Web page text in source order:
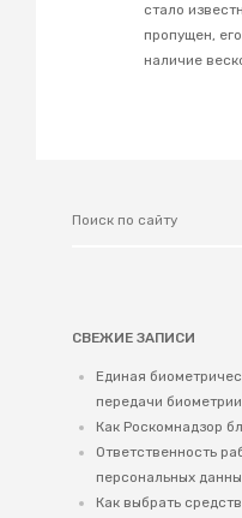
стало
пропущен,
наличие
СВЕЖИЕ ЗАПИСИ
Единая
передачи
Как Роскомнадзор
Ответственность
персональных
Как выбрать